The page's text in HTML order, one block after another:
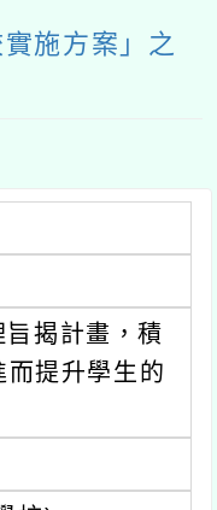
施方案」之
揭計畫，積
提升學生的